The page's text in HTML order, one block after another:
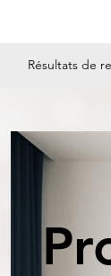
Résultats de